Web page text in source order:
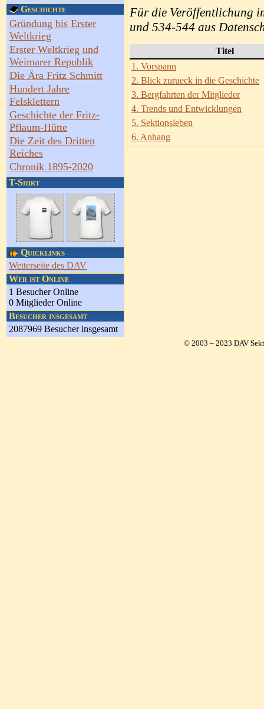
Geschichte
Gründung bis Erster
Weltkrieg
Erster Weltkrieg und
Weimarer Republik
Die Ära Fritz Schmitt
Hundert Jahre
Felsklettern
Geschichte der Fritz-
Pflaum-Hütte
Die Zeit des Dritten
Reiches
Chronik 1895-2020
T-Shirt
Quicklinks
Wetterseite des DAV
Wer ist Online
1 Besucher Online
0 Mitglieder Online
Besucher insgesamt
2087969 Besucher insgesamt
Für die Veröffentlichung
und 534-544 aus
Titel
1. Vorspann
2. Blick zurueck in die Geschichte
3. Bergfahrten der Mitglieder
4. Trends und Entwicklungen
5. Sektionsleben
6. Anhang
© 2003 – 2023 DAV